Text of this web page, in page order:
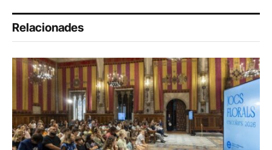
Relacionades